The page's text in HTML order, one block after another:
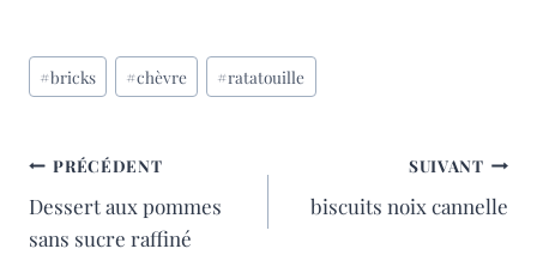
c
b
o
o
n
e
r
e
a
r
Étiquettes
de
publication :
#bricks #chèvre #ratatouille
NAVIGATION
DE
PRÉCÉDENT
Dessert aux pommes
sans sucre raffiné
SUIVANT
biscuits noix cannelle